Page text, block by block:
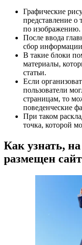
Графические
представление о
по изображению.
После ввода
сбор
В такие блоки
материалы,
статьи.
Если
пользователи
страницам, то
поведенческие
При таком
точка, которой
Как узнать,
размещен сайт